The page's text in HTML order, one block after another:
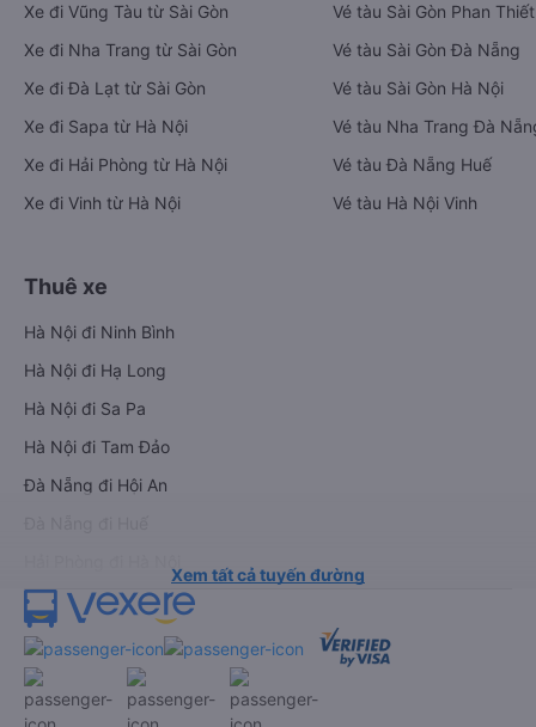
Vé xe khách
Xe đi Buôn Mê Thuột từ Sài Gòn
Xe đi Vũng Tàu từ Sài Gòn
Xe đi Nha Trang từ Sài Gòn
Xe đi Đà Lạt từ Sài Gòn
Xe đi Sapa từ Hà Nội
Xe đi Vinh từ Hà Nội
Vé tàu hỏa
Vé tàu Sài Gòn Nha Trang
Vé tàu Sài Gòn Phan Thiết
Vé tàu Sài Gòn Đà Nẵng
Vé tàu Sài Gòn Hà Nội
Vé tàu Nha Trang Đà
Thuê xe
Hà Nội đi Ninh Bình
Hà Nội đi Hạ Long
Hà Nội đi Sa Pa
Đà Nẵng đi Huế
Hải Phòng đi Hà Nội
Xem tất cả tuyến đường